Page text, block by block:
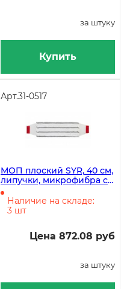
за штуку
Купить
Арт.31-0517
МОП плоский SYR, 40 см,
липучки, микрофибра с
абразивом, красный
Наличие на складе:
3 шт
Цена 872.08 руб
за штуку